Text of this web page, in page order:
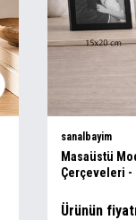
sanalbayim
Masaüstü
Çerçeveleri -
Ürünün